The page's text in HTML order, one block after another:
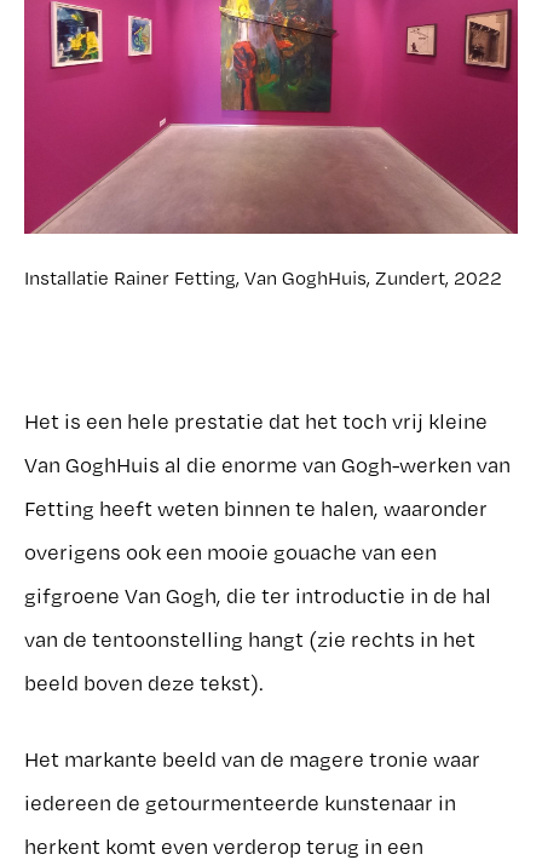
Installatie Rainer Fetting, Van GoghHuis, Zundert, 2022
Het is een hele prestatie dat het toch vrij kleine
Van GoghHuis al die enorme van Gogh-werken van
Fetting heeft weten binnen te halen, waaronder
overigens ook een mooie gouache van een
gifgroene Van Gogh, die ter introductie in de hal
van de tentoonstelling hangt (zie rechts in het
beeld boven deze tekst).
Het markante beeld van de magere tronie waar
iedereen de getourmenteerde kunstenaar in
herkent komt even verderop terug in een